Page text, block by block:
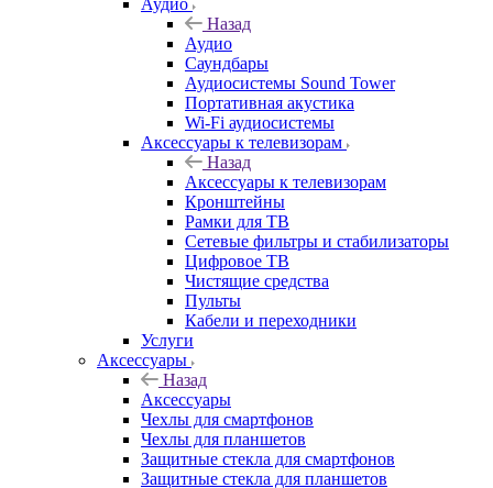
Аудио
Назад
Аудио
Саундбары
Аудиосистемы Sound Tower
Портативная акустика
Wi-Fi аудиосистемы
Аксессуары к телевизорам
Назад
Аксессуары к телевизорам
Кронштейны
Рамки для ТВ
Сетевые фильтры и стабилизаторы
Цифровое ТВ
Чистящие средства
Пульты
Кабели и переходники
Услуги
Аксессуары
Назад
Аксессуары
Чехлы для смартфонов
Чехлы для планшетов
Защитные стекла для смартфонов
Защитные стекла для планшетов